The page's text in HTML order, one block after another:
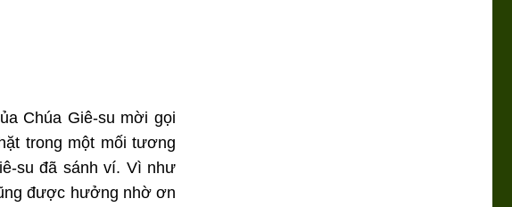
Chúa Giê-su mời gọi
trong một mối tương
su đã sánh ví. Vì như
được hưởng nhờ ơn